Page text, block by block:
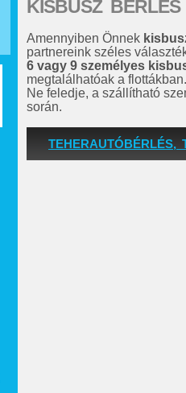
KISBUSZ BÉRLÉS
Amennyiben Önnek
partnereink széles
6 vagy 9 személyes
megtalálhatóak a flottákban.
Ne feledje, a szállítható
során.
TEHERAUTÓBÉRLÉS,